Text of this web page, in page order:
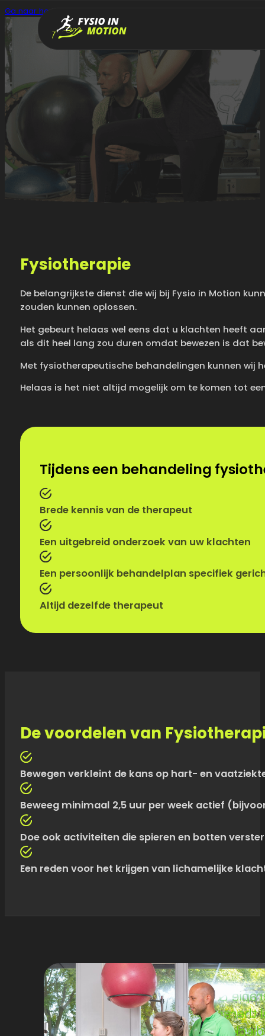
Ga naar hoofdinhoud
Fysiotherapie
De belangrijkste dienst die wij bij Fysio in Motion
zouden kunnen oplossen.
Het gebeurt helaas wel eens dat u klachten heeft
als dit heel lang zou duren omdat bewezen is dat
Met fysiotherapeutische behandelingen kunnen wij
Helaas is het niet altijd mogelijk om te komen tot
Tijdens een behandeling
Brede kennis van de therapeut
Een uitgebreid onderzoek van uw klachten
Een persoonlijk behandelplan specifiek
Altijd dezelfde therapeut
De voordelen van
Bewegen verkleint de kans op hart- en
Beweeg minimaal 2,5 uur per week actief
Doe ook activiteiten die spieren en botten
Een reden voor het krijgen van lichamelijke